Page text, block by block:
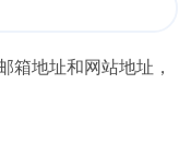
箱地址和网站地址，